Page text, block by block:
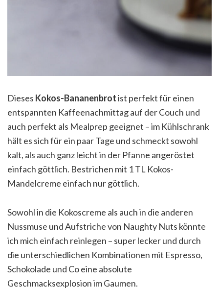
Dieses Kokos-Bananenbrotist perfekt für einen
entspannten Kaffeenachmittag auf der Couch und
auch perfekt als Mealprep geeignet – im Kühlschrank
hält es sich für ein paar Tage und schmeckt sowohl
kalt, als auch ganz leicht in der Pfanne angeröstet
einfach göttlich. Bestrichen mit 1 TL Kokos-
Mandelcreme einfach nur göttlich.
Sowohl in die Kokoscreme als auch in die anderen
Nussmuse und Aufstriche von Naughty Nuts könnte
ich mich einfach reinlegen – super lecker und durch
die unterschiedlichen Kombinationen mit Espresso,
Schokolade und Co eine absolute
Geschmacksexplosion im Gaumen.